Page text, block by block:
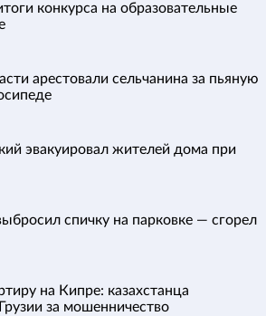
конкурса на образовательные
арестовали сельчанина за пьяную
эвакуировал жителей дома при
спичку на парковке — сгорел
на Кипре: казахстанца
за мошенничество